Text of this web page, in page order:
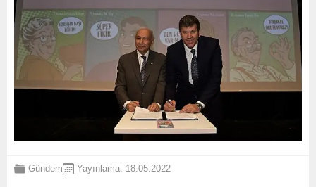
Gündem Yayınlama: 18.05.2022